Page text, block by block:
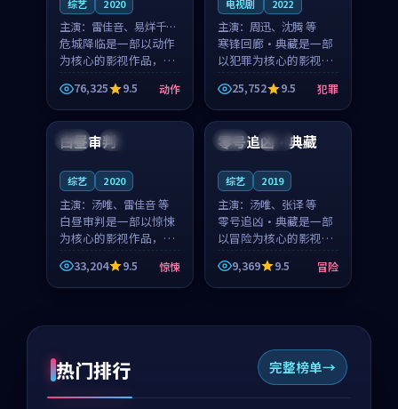
综艺 2020
主演： 雷佳音、易烊千玺
等
危城降临是一部以动作
为核心的影视作品，围
绕危机、反转与人物成
长展开，整体节奏紧
凑，值得推荐观看。
76,325 9.5 动作
电视剧 2022
主演： 周迅、沈腾 等
寒锋回廊·典藏是一部
以犯罪为核心的影视作
品，围绕危机、反转与
人物成长展开，整体节
奏紧凑，值得推荐观
看。
25,752 9.5 犯罪
韩国 独播
白昼审判
综艺 2020
主演： 汤唯、雷佳音 等
白昼审判是一部以惊悚
为核心的影视作品，围
绕危机、反转与人物成
长展开，整体节奏紧
凑，值得推荐观看。
33,204 9.5 惊悚
中国 独播
零号追凶·典藏
综艺 2019
主演： 汤唯、张译 等
零号追凶·典藏是一部
以冒险为核心的影视作
品，围绕危机、反转与
人物成长展开，整体节
奏紧凑，值得推荐观
9,369 9.5 冒险
热门排行 完整榜单
99:22 99:18